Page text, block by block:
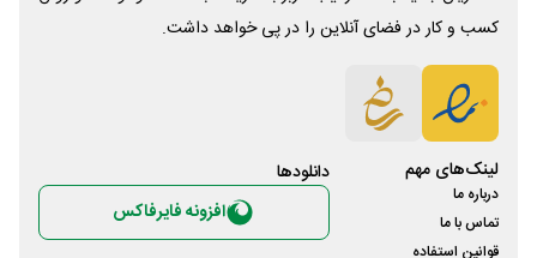
کسب و کار در فضای آنلاین را در پی خواهد داشت.
لینک‌های مهم
درباره ما
تماس با ما
قوانین استفاده
دانلود‌ها
افزونه فایرفاکس